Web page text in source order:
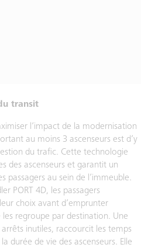
transit
l’impact de la modernisation
au moins 3 ascenseurs est d’y
du trafic. Cette technologie
des ascenseurs et garantit un
passagers au sein de l’immeuble.
PORT 4D, les passagers
choix avant d’emprunter
les regroupe par destination. Une
inutiles, raccourcit les temps
durée de vie des ascenseurs. Elle